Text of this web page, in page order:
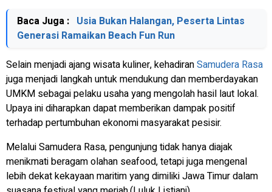
Baca Juga : Usia Bukan Halangan, Peserta Lintas
Generasi Ramaikan Beach Fun Run
Selain menjadi ajang wisata kuliner, kehadiranSamudera Rasa
juga menjadi langkah untuk mendukung dan memberdayakan
UMKM sebagai pelaku usaha yang mengolah hasil laut lokal.
Upaya ini diharapkan dapat memberikan dampak positif
terhadap pertumbuhan ekonomi masyarakat pesisir.
Melalui Samudera Rasa, pengunjung tidak hanya diajak
menikmati beragam olahan seafood, tetapi juga mengenal
lebih dekat kekayaan maritim yang dimiliki Jawa Timur dalam